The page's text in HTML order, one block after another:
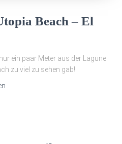
Beach – El
ein paar Meter aus der Lagune
zu viel zu sehen gab!